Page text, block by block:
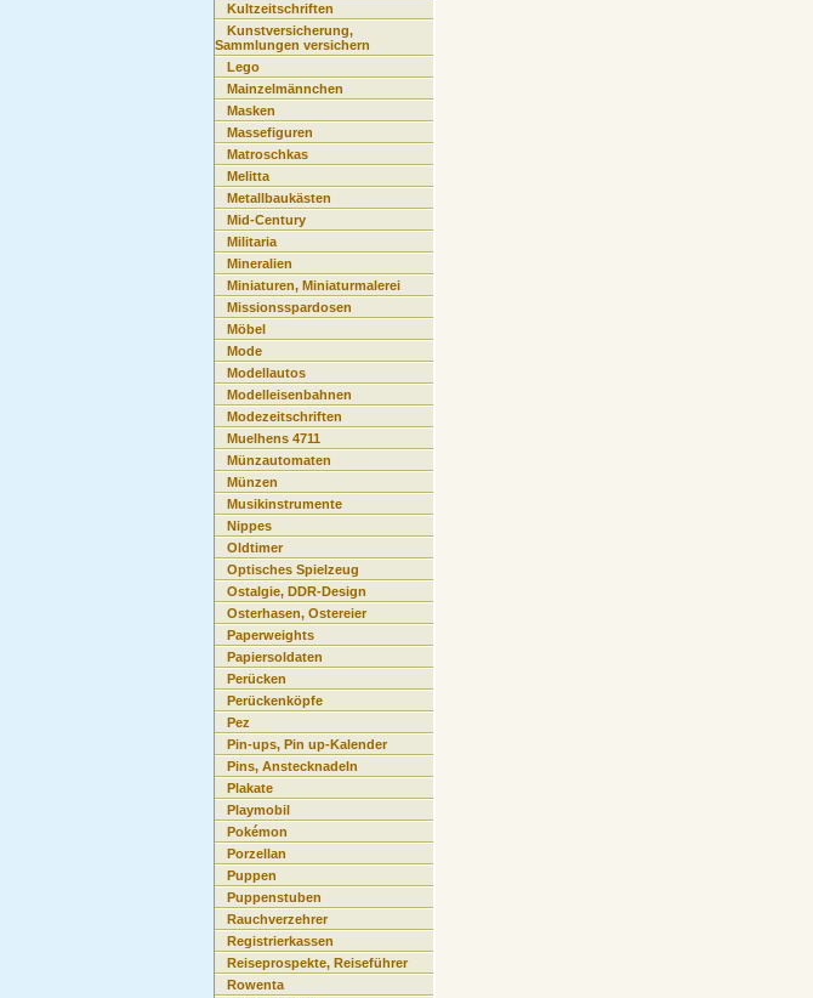
Kultzeitschriften
Kunstversicherung,
Sammlungen versichern
Lego
Mainzelmännchen
Masken
Massefiguren
Matroschkas
Melitta
Metallbaukästen
Mid-Century
Militaria
Mineralien
Miniaturen, Miniaturmalerei
Missionsspardosen
Möbel
Mode
Modellautos
Modelleisenbahnen
Modezeitschriften
Muelhens 4711
Münzautomaten
Münzen
Musikinstrumente
Nippes
Oldtimer
Optisches Spielzeug
Ostalgie, DDR-Design
Osterhasen, Ostereier
Paperweights
Papiersoldaten
Perücken
Perückenköpfe
Pez
Pin-ups, Pin up-Kalender
Pins, Anstecknadeln
Plakate
Playmobil
Pokémon
Porzellan
Puppen
Puppenstuben
Rauchverzehrer
Registrierkassen
Reiseprospekte, Reiseführer
Rowenta